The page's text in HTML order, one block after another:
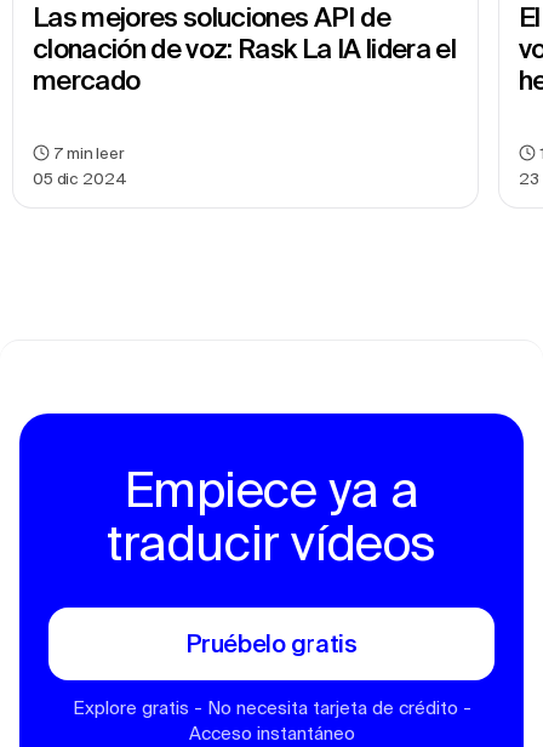
Las mejores soluciones API de
clonación de voz: Rask La IA lidera el
mercado
05 dic 2024
7 min leer
23
Empiece ya a
traducir vídeos
Pruébelo gratis
Explore gratis - No necesita tarjeta de crédito -
Acceso instantáneo